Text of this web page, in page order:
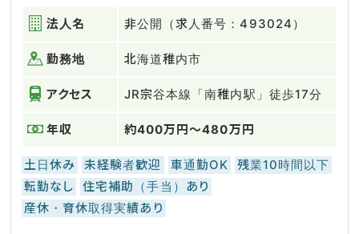
法人名 非公開（求人番号：493024）
勤務地 北海道稚内市
アクセス JR宗谷本線「南稚内駅」徒歩17分
年収 約400万円～480万円
土日休み 未経験者歓迎 車通勤OK
残業10時間以下
転勤なし
住宅補助（手当）あり
産休・育休取得実績あり